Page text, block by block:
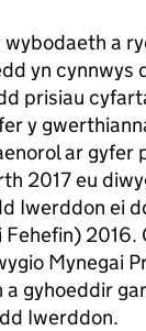
wybodaeth a
yn cynnwys
prisiau
y
ar gyfer
2017 eu
Iwerddon ei
2016.
Mynegai
gyhoeddir
Iwerddon.